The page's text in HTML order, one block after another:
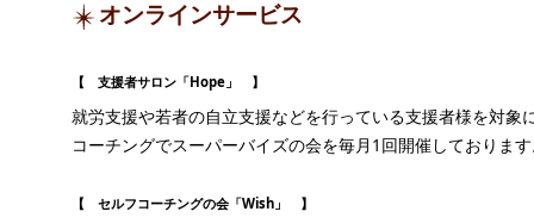
オンラインサービス
【 支援者サロン「Hope」 】
就労支援や若者の自立支援などを行っている支援者様を対象
コーチングでスーパーバイズの会を毎月1回開催しておりま
【 セルフコーチングの会「Wish」 】